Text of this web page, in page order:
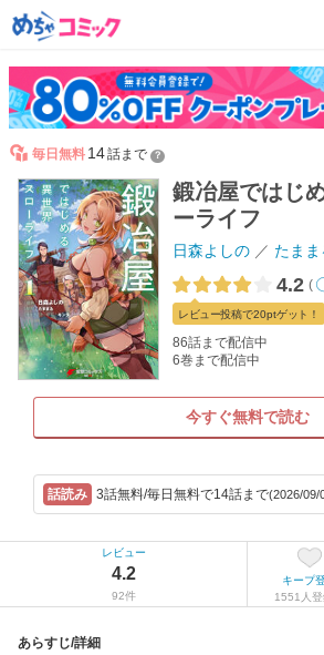
毎日無料 14話まで ？
鍛冶屋ではじ
ーライフ
日森よしの たまま
4.2 (
レビュー投稿で20ptゲット！
86話まで配信中
6巻まで配信中
今すぐ無料で読む
3話無料/毎日無料で14話まで(2026/09/
レビュー
4.2
92件
キープ
1551人登
あらすじ/詳細